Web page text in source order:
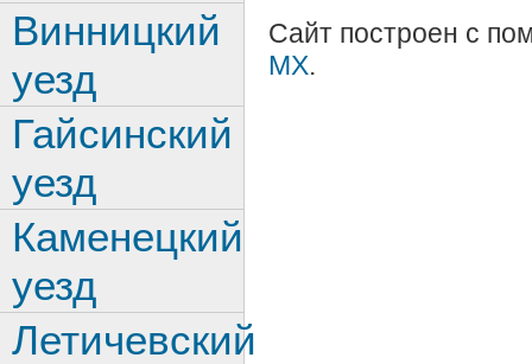
Сайт построен с
MX.
Винницкий
уезд
Гайсинский
уезд
Каменецкий
уезд
Летичевский